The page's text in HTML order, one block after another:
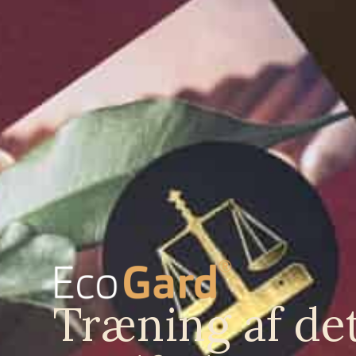
Træning af